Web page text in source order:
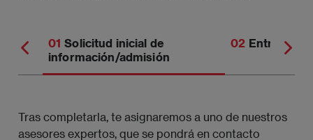
Solicitud inicial de
información/admisión
Entrevista
Tras completarla, te asignaremos a uno de nuestros
asesores expertos, que se pondrá en contacto